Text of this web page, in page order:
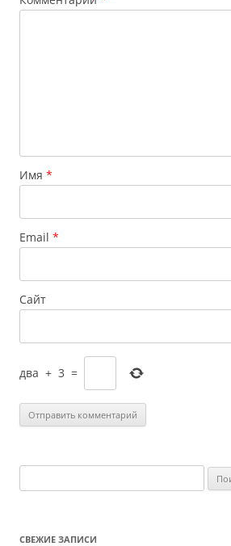
Имя *
Email *
Сайт
два + 3 =
СВЕЖИЕ ЗАПИСИ